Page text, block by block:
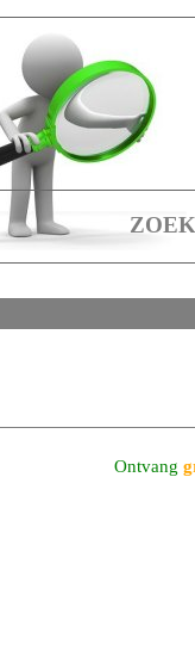
Ontvang